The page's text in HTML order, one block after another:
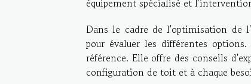
Dans le cadre de l'optimisation de
pour évaluer les différentes
référence. Elle offre des conseils
configuration de toit et à chaque